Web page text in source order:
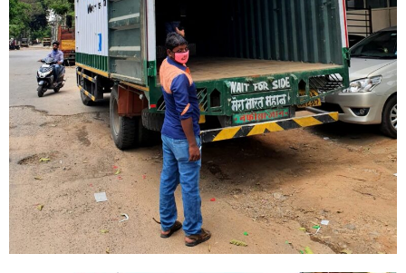
Nombre*
Correo*